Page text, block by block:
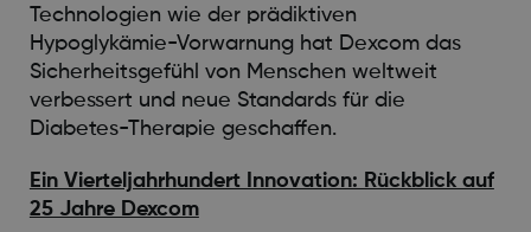
Technologien wie der prädiktiven
Hypoglykämie-Vorwarnung hat Dexcom das
Sicherheitsgefühl von Menschen weltweit
verbessert und neue Standards für die
Diabetes-Therapie geschaffen.
Ein Vierteljahrhundert Innovation: Rückblick auf
25 Jahre Dexcom